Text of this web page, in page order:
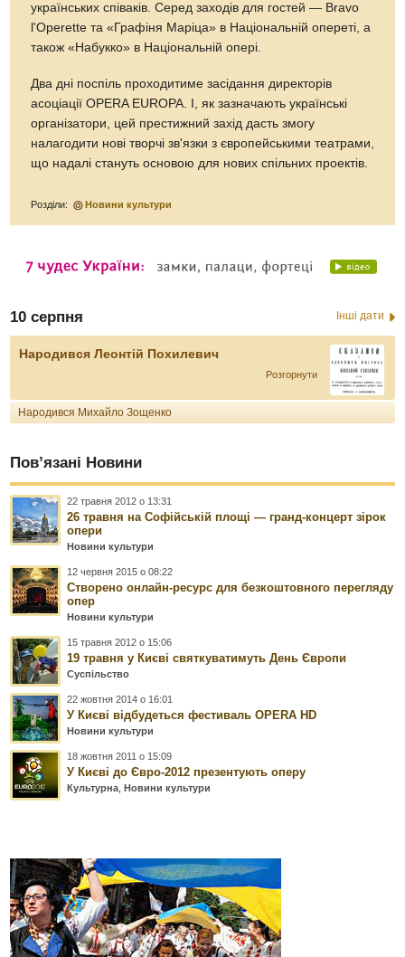
українських співаків. Серед заходів для гостей — Bravo
l'Operette та «Графіня Маріца» в Національній опереті, а
також «Набукко» в Національній опері.
Два дні поспіль проходитиме засідання директорів
асоціації OPERA EUROPA. І, як зазначають українські
організатори, цей престижний захід дасть змогу
налагодити нові творчі зв'язки з європейськими театрами,
що надалі стануть основою для нових спільних проектів.
Розділи: Новини культури
10 серпня Інші дати
Народився Леонтій Похилевич
Розгорнути
Народився Михайло Зощенко
Пов’язані Новини
22 травня 2012 о 13:31
26 травня на Софійській площі — гранд-концерт зірок
опери
Новини культури
12 червня 2015 о 08:22
Створено онлайн-ресурс для безкоштовного перегляду
опер
Новини культури
15 травня 2012 о 15:06
19 травня у Києві святкуватимуть День Європи
Суспільство
22 жовтня 2014 о 16:01
У Києві відбудеться фестиваль OPERA HD
Новини культури
18 жовтня 2011 о 15:09
У Києві до Євро-2012 презентують оперу
Культурна Новини культури